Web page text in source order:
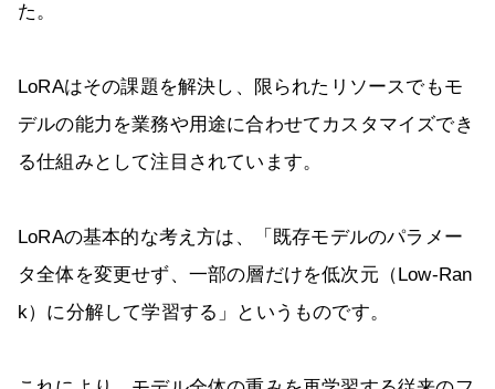
た。
LoRAはその課題を解決し、限られたリソースでもモ
デルの能力を業務や用途に合わせてカスタマイズでき
る仕組みとして注目されています。
LoRAの基本的な考え方は、「既存モデルのパラメー
タ全体を変更せず、一部の層だけを低次元（Low-Ran
k）に分解して学習する」というものです。